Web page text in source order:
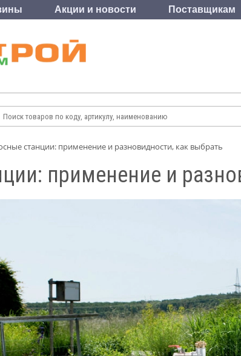
Акции и новости Поставщикам
станции: применение и разновидности, как выбрать
применение и